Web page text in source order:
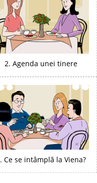
2. Agenda unei tinere
Ce se intâmplă la Viena?